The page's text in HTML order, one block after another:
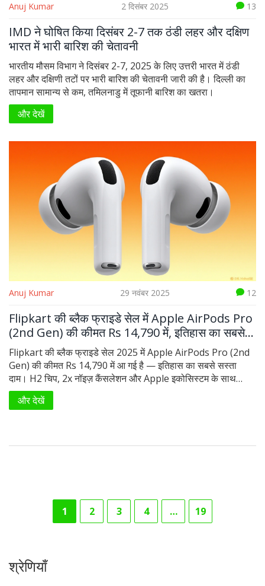
Anuj Kumar 2 दिसंबर 2025 13
IMD ने घोषित किया दिसंबर 2-7 तक ठंडी लहर और दक्षिण
भारत में भारी बारिश की चेतावनी
भारतीय मौसम विभाग ने दिसंबर 2-7, 2025 के लिए उत्तरी भारत में ठंडी
लहर और दक्षिणी तटों पर भारी बारिश की चेतावनी जारी की है। दिल्ली का
तापमान सामान्य से कम, तमिलनाडु में तूफानी बारिश का खतरा।
और देखें
Anuj Kumar 29 नवंबर 2025 12
Flipkart की ब्लैक फ्राइडे सेल में Apple AirPods Pro
(2nd Gen) की कीमत Rs 14,790 में, इतिहास का सबसे
सस्ता दाम
Flipkart की ब्लैक फ्राइडे सेल 2025 में Apple AirPods Pro (2nd
Gen) की कीमत Rs 14,790 में आ गई है — इतिहास का सबसे सस्ता
दाम। H2 चिप, 2x नॉइज़ कैंसलेशन और Apple इकोसिस्टम के साथ
बेहतरीन अनुभव।
और देखें
1 2 3 4 … 19
श्रेणियाँ